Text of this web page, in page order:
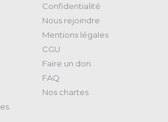
Confidentialité
Nous rejoindre
Mentions légales
CGU
Faire un don
FAQ
Nos chartes